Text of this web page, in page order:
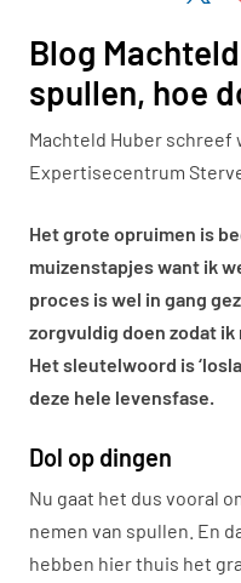
Blog
spullen, hoe
Machteld Huber schreef
Expertisecentrum
Het grote opruimen is
muizenstapjes want ik
proces is wel in gang
zorgvuldig doen zodat
Het sleutelwoord is
deze hele levensfase.
Dol op dingen
Nu gaat het dus vooral
nemen van spullen. En
hebben hier thuis het